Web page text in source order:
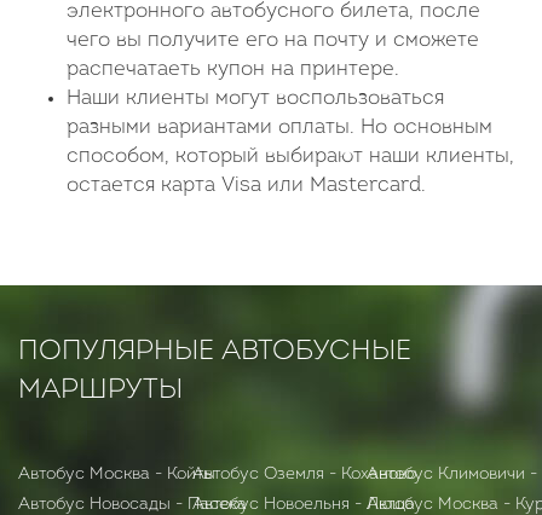
электронного автобусного билета, после
чего вы получите его на почту и сможете
распечатаеть купон на принтере.
Наши клиенты могут воспользоваться
разными вариантами оплаты. Но основным
способом, который выбирают наши клиенты,
остается карта Visa или Mastercard.
ПОПУЛЯРНЫЕ АВТОБУСНЫЕ
МАРШРУТЫ
Автобус Москва - Койты
Автобус Новосады - Пасека
Автобус Оземля - Коханово
Автобус Новоельня - Люща
Автобус Климовичи -
Автобус Москва -